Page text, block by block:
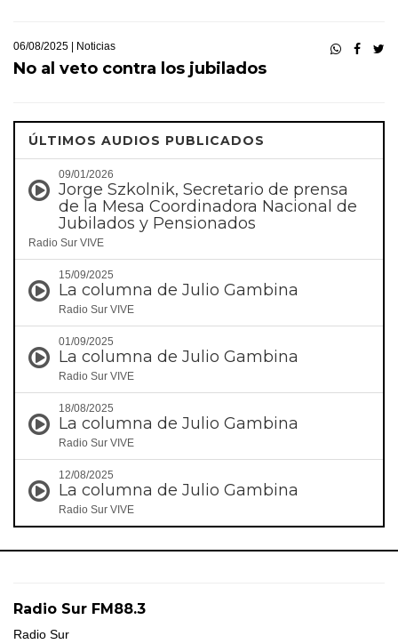
06/08/2025 | Noticias
No al veto contra los jubilados
ÚLTIMOS AUDIOS PUBLICADOS
09/01/2026
Jorge Szkolnik, Secretario de prensa
de la Mesa Coordinadora Nacional de
Jubilados y Pensionados
Radio Sur VIVE
15/09/2025
La columna de Julio Gambina
Radio Sur VIVE
01/09/2025
La columna de Julio Gambina
Radio Sur VIVE
18/08/2025
La columna de Julio Gambina
Radio Sur VIVE
12/08/2025
La columna de Julio Gambina
Radio Sur VIVE
Radio Sur FM88.3
Radio Sur